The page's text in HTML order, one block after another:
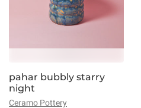
pahar bubbly starry
night
Ceramo Pottery